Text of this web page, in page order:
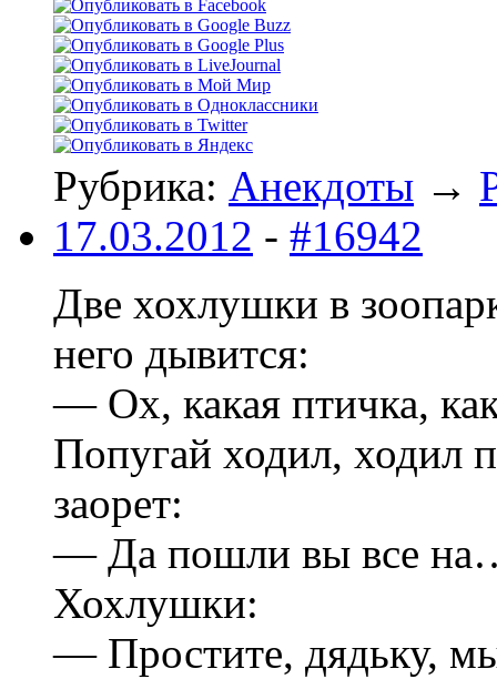
Рубрика: Анекдоты →
17.03.2012 - #16942
Две хохлушки в
него дывится:
— Ох, какая птичка,
Попугай ходил, ходил
заорет:
— Да пошли вы все
Хохлушки:
— Простите, дядьку,